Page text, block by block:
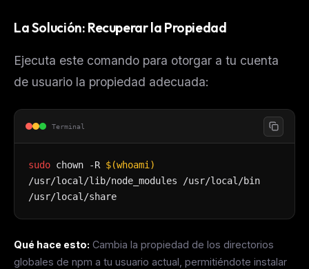
La Solución: Recuperar la Propiedad
Ejecuta este comando para otorgar a tu cuenta
de usuario la propiedad adecuada:
Terminal
sudo chown -R $(whoami)
/usr/local/lib/node_modules /usr/local/bin
/usr/local/share
Qué hace esto: Cambia la propiedad de los directorios
globales de npm a tu usuario actual, permitiéndote instalar